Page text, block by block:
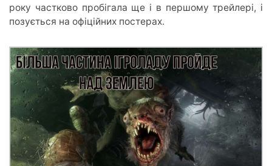
року частково пробігала ще і в першому трейлері, і
позується на офіційних постерах.